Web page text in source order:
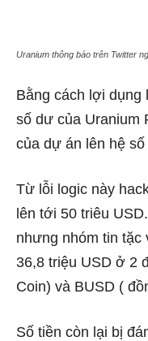
Uranium thông báo trên Twitter
Bằng cách lợi dụng
số dư của Uranium
của dự án lên hệ số
Từ lỗi logic này
lên tới 50 triêu
nhưng nhóm tin tặc
36,8 triệu USD ở 2
Coin) và BUSD (
Số tiền còn lại bị